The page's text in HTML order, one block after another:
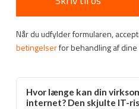
Når du udfylder formularen,
betingelserfor behandling af
Hvor længe kan din
internet? Den skjulte IT-